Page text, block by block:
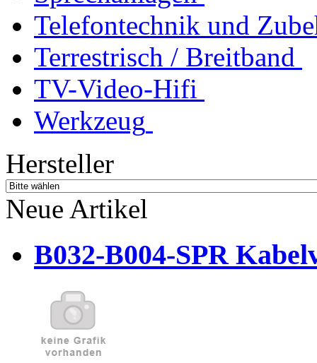
Telefontechnik und
Terrestrisch / Breitband
TV-Video-Hifi
Werkzeug
Hersteller
Neue Artikel
B032-B004-SPR